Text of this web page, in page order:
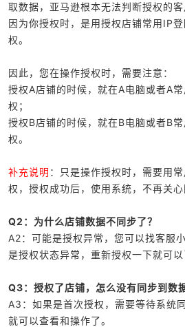
取数据，亚马逊根本无法判断授权的客
因为你授权时，是用授权店铺常用IP
权。
因此，您在操作授权时，需要注意：
授权A店铺的时候，就在A电脑或者A
权；
授权B店铺的时候，就在B电脑或者B
权。
补充说明 ：只是操作授权时，需要用
权，授权成功后，使用系统，不再关
Q2：为什么店铺数据不同步了？
A2：可能是授权异常，您可以找客服
是授权状态异常，重新授权一下就可以
Q3：授权了店铺，怎么没有同步到数
A3：如果是首次授权，需要等待系统
就可以查看和操作了。